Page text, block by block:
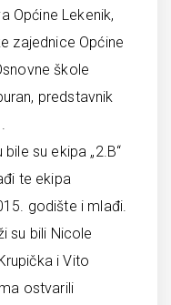
Općine Lekenik,
zajednice Općine
škole
predstavnik
su ekipa „2.B“
te ekipa
godište i mlađi.
su bili Nicole
i Vito
ostvarili